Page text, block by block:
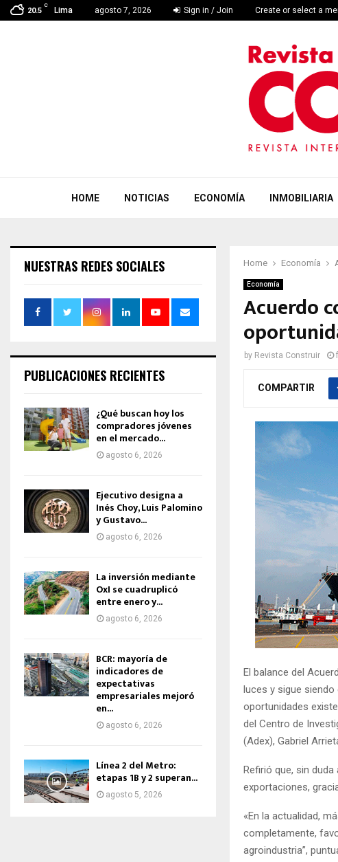
20.5
C
Lima agosto 7, 2026 Sign in / Join Create or select a
HOME NOTICIAS ECONOMÍA INMOBILIARIA
Home Economía
Economía
Acuerdo
by Revista Construir
COMPARTIR
El balance del
luces y sigue
oportunidades
del Centro de
(Adex), Gabriel
Refirió que, sin
exportaciones,
«En la actualidad,
completamente,
agroindustria”,
NUESTRAS REDES SOCIALES
PUBLICACIONES RECIENTES
¿Qué buscan hoy los
compradores jóvenes
en el mercado...
agosto 6, 2026
Ejecutivo designa a
Inés Choy, Luis Palomino
y Gustavo...
agosto 6, 2026
La inversión mediante
OxI se cuadruplicó
entre enero y...
agosto 6, 2026
BCR: mayoría de
indicadores de
expectativas
empresariales mejoró
en...
agosto 6, 2026
Línea 2 del Metro:
etapas 1B y 2 superan...
agosto 5, 2026